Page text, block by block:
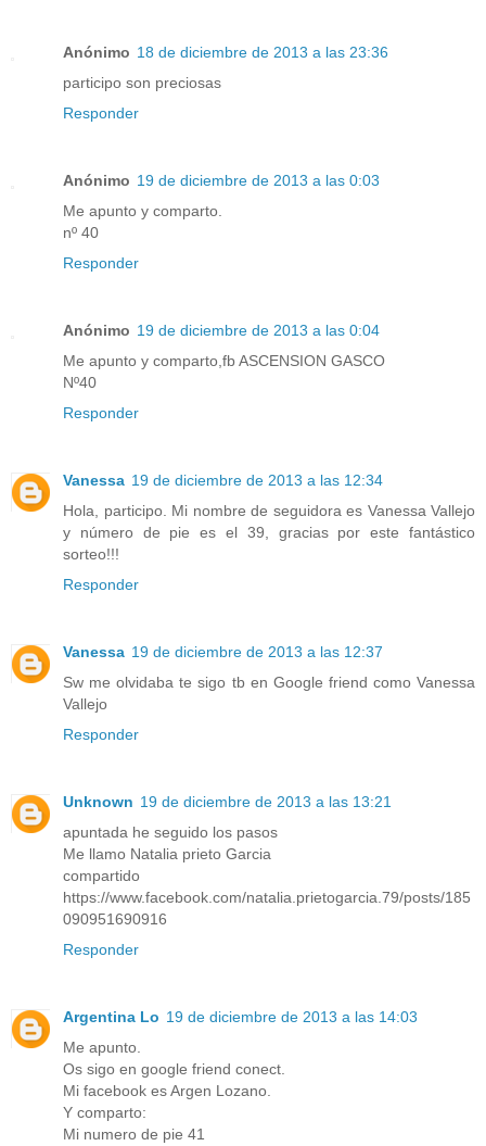
Anónimo 18 de diciembre de 2013 a las 23:36
participo son preciosas
Responder
Anónimo 19 de diciembre de 2013 a las 0:03
Me apunto y comparto.
nº 40
Responder
Anónimo 19 de diciembre de 2013 a las 0:04
Me apunto y comparto,fb ASCENSION GASCO
Nº40
Responder
Vanessa 19 de diciembre de 2013 a las 12:34
Hola, participo. Mi nombre de seguidora es Vanessa Vallejo
y número de pie es el 39, gracias por este fantástico
sorteo!!!
Responder
Vanessa 19 de diciembre de 2013 a las 12:37
Sw me olvidaba te sigo tb en Google friend como Vanessa
Vallejo
Responder
Unknown 19 de diciembre de 2013 a las 13:21
apuntada he seguido los pasos
Me llamo Natalia prieto Garcia
compartido
https://www.facebook.com/natalia.prietogarcia.79/posts/185
090951690916
Responder
Argentina Lo 19 de diciembre de 2013 a las 14:03
Me apunto.
Os sigo en google friend conect.
Mi facebook es Argen Lozano.
Y comparto:
Mi numero de pie 41